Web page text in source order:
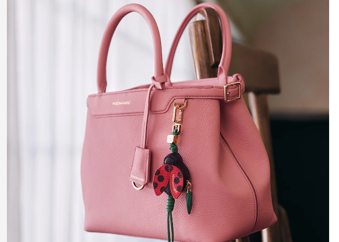
10% Off
初回購入のみ
VIP専用の特典や新商品情報に関するテキストメッセー
ジをいち早くお受け取りいただけます。